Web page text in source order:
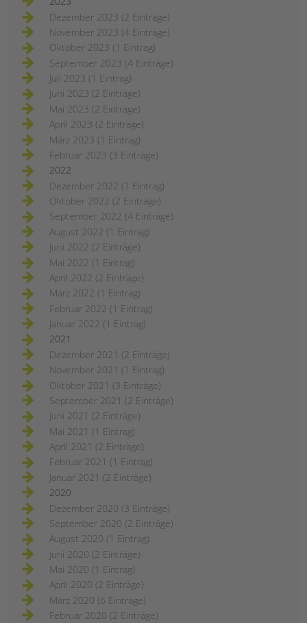
Dezember 2023 (2 Einträge)
November 2023 (4 Einträge)
Oktober 2023 (1 Eintrag)
September 2023 (4 Einträge)
Juli 2023 (1 Eintrag)
Juni 2023 (2 Einträge)
Mai 2023 (2 Einträge)
April 2023 (2 Einträge)
März 2023 (1 Eintrag)
Februar 2023 (3 Einträge)
2022
Dezember 2022 (1 Eintrag)
Oktober 2022 (2 Einträge)
September 2022 (4 Einträge)
August 2022 (1 Eintrag)
Juni 2022 (2 Einträge)
Mai 2022 (1 Eintrag)
April 2022 (2 Einträge)
März 2022 (1 Eintrag)
Februar 2022 (1 Eintrag)
Januar 2022 (1 Eintrag)
2021
Dezember 2021 (2 Einträge)
November 2021 (1 Eintrag)
Oktober 2021 (3 Einträge)
September 2021 (2 Einträge)
Juni 2021 (2 Einträge)
Mai 2021 (1 Eintrag)
April 2021 (2 Einträge)
Februar 2021 (1 Eintrag)
Januar 2021 (2 Einträge)
2020
Dezember 2020 (3 Einträge)
September 2020 (2 Einträge)
August 2020 (1 Eintrag)
Juni 2020 (2 Einträge)
Mai 2020 (1 Eintrag)
April 2020 (2 Einträge)
März 2020 (6 Einträge)
Februar 2020 (2 Einträge)